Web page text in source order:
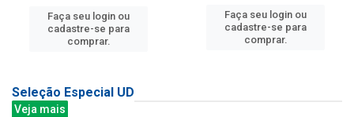
Faça seu login ou
cadastre-se para
comprar.
Faça seu login ou
cadastre-se para
comprar.
Seleção Especial UD
Veja mais